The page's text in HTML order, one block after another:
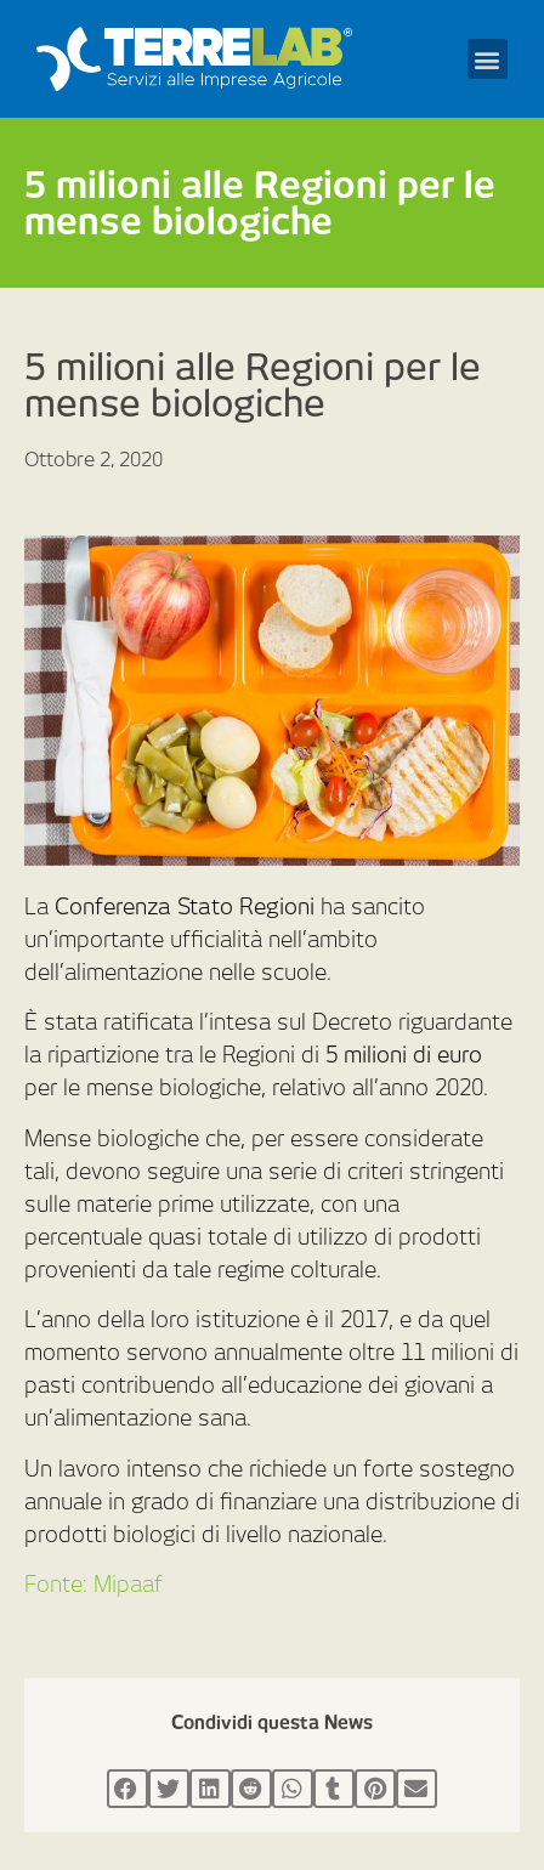
5 milioni alle Regioni per le
mense biologiche
5 milioni alle Regioni per le
mense biologiche
Ottobre 2, 2020
La Conferenza Stato Regioni ha sancito
un’importante ufficialità nell’ambito
dell’alimentazione nelle scuole.
È stata ratificata l’intesa sul Decreto riguardante
la ripartizione tra le Regioni di 5 milioni di euro
per le mense biologiche, relativo all’anno 2020.
Mense biologiche che, per essere considerate
tali, devono seguire una serie di criteri stringenti
sulle materie prime utilizzate, con una
percentuale quasi totale di utilizzo di prodotti
provenienti da tale regime colturale.
L’anno della loro istituzione è il 2017, e da quel
momento servono annualmente oltre 11 milioni di
pasti contribuendo all’educazione dei giovani a
un’alimentazione sana.
Un lavoro intenso che richiede un forte sostegno
annuale in grado di finanziare una distribuzione di
prodotti biologici di livello nazionale.
Fonte: Mipaaf
Condividi questa News